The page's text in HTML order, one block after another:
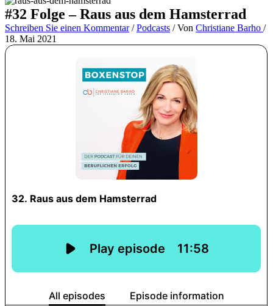
#32 Folge – Raus aus dem Hamsterrad
Schreiben Sie einen Kommentar /Podcasts / Von Christiane Barho /
18. Mai 2021